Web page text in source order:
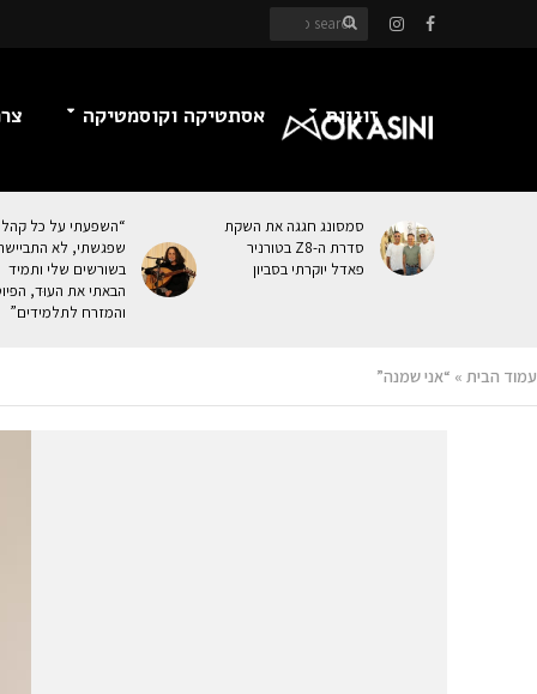
זוגיות אסתטיקה וקוסמטיקה
סמסונג חגגה את השקת
סדרת ה-Z8 בטורניר
פאדל יוקרתי בסביון
“השפעתי על כל קהל
שפגשתי, לא
בשורשים שלי ותמיד
הבאתי את העוּד,
והמזרח לתלמידים”
עמוד הבית » “אני שמנה”